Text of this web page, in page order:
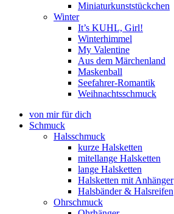
Miniaturkunststückchen
Winter
It’s KUHL, Girl!
Winterhimmel
My Valentine
Aus dem Märchenland
Maskenball
Seefahrer-Romantik
Weihnachtsschmuck
von mir für dich
Schmuck
Halsschmuck
kurze Halsketten
mitellange Halsketten
lange Halsketten
Halsketten mit Anhänger
Halsbänder & Halsreifen
Ohrschmuck